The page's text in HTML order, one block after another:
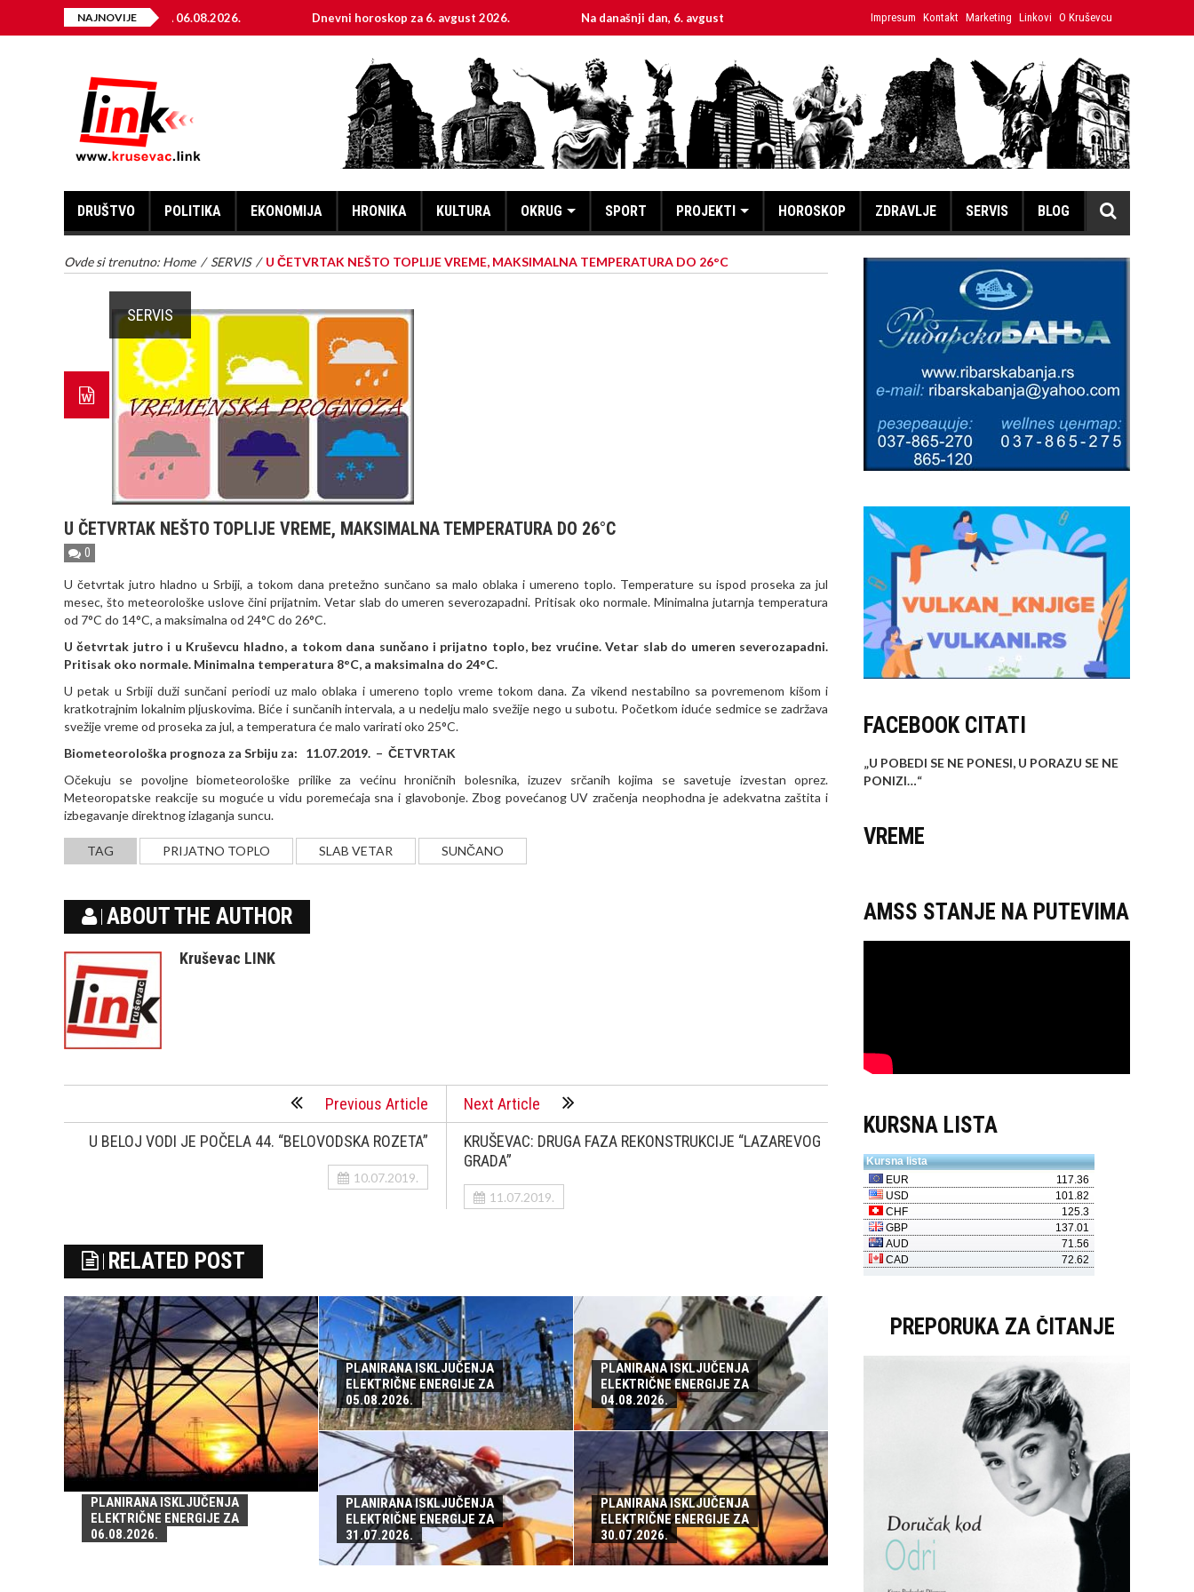
NAJNOVIJE
ENERGIJE ZA 06.08.2026. Dnevni horoskop za 6. avgust 2026. Na današnji dan, 6. avgust Sveta mučenica Hristina Japanski volonter u Ćićevcu umesto
Impresum Kontakt Marketing Linkovi O Kruševcu
DRUŠTVO POLITIKA EKONOMIJA HRONIKA KULTURA OKRUG SPORT PROJEKTI HOROSKOP ZDRAVLJE SERVIS BLOG
Ovde si trenutno: Home / SERVIS / U ČETVRTAK NEŠTO TOPLIJE VREME, MAKSIMALNA TEMPERATURA DO 26°C
SERVIS
U ČETVRTAK NEŠTO TOPLIJE VREME, MAKSIMALNA TEMPERATURA DO 26°C
0
U četvrtak jutro hladno u Srbiji, a tokom dana pretežno sunčano sa malo oblaka i umereno toplo. Temperature su ispod proseka za jul
mesec, što meteorološke uslove čini prijatnim. Vetar slab do umeren severozapadni. Pritisak oko normale. Minimalna jutarnja temperatura
od 7°C do 14°C, a maksimalna od 24°C do 26°C.
U četvrtak jutro i u Kruševcu hladno, a tokom dana sunčano i prijatno toplo, bez vrućine. Vetar slab do umeren severozapadni.
Pritisak oko normale. Minimalna temperatura 8°C, a maksimalna do 24°C.
U petak u Srbiji duži sunčani periodi uz malo oblaka i umereno toplo vreme tokom dana. Za vikend nestabilno sa povremenom kišom i
kratkotrajnim lokalnim pljuskovima. Biće i sunčanih intervala, a u nedelju malo svežije nego u subotu. Početkom iduće sedmice se zadržava
svežije vreme od proseka za jul, a temperatura će malo varirati oko 25°C.
Biometeorološka prognoza za Srbiju za: 11.07.2019. – ČETVRTAK
Očekuju se povolјne biometeorološke prilike za većinu hroničnih bolesnika, izuzev srčanih kojima se savetuje izvestan oprez.
Meteoropatske reakcije su moguće u vidu poremećaja sna i glavobonje. Zbog povećanog UV zračenja neophodna je adekvatna zaštita i
izbegavanje direktnog izlaganja suncu.
TAG PRIJATNO TOPLO SLAB VETAR SUNČANO
ABOUT THE AUTHOR
Kruševac LINK
Previous Article
U BELOJ VODI JE POČELA 44. “BELOVODSKA ROZETA”
10.07.2019.
Next Article
KRUŠEVAC: DRUGA FAZA REKONSTRUKCIJE “LAZAREVOG
GRADA”
11.07.2019.
RELATED POST
PLANIRANA ISKLJUČENJA
ELEKTRIČNE ENERGIJE ZA
06.08.2026.
PLANIRANA ISKLJUČENJA
ELEKTRIČNE ENERGIJE ZA
05.08.2026.
PLANIRANA ISKLJUČENJA
ELEKTRIČNE ENERGIJE ZA
04.08.2026.
PLANIRANA ISKLJUČENJA
ELEKTRIČNE ENERGIJE ZA
31.07.2026.
PLANIRANA ISKLJUČENJA
ELEKTRIČNE ENERGIJE ZA
30.07.2026.
FACEBOOK CITATI
„U POBEDI SE NE PONESI, U PORAZU SE NE
PONIZI…“
VREME
AMSS STANJE NA PUTEVIMA
KURSNA LISTA
PREPORUKA ZA ČITANJE